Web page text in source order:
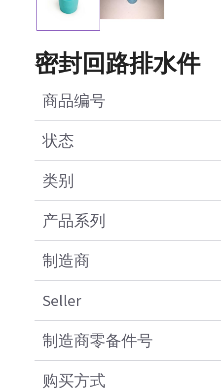
密封回路排水件
商品编号
状态
类别
产品系列
制造商
Seller
制造商零备件号
购买方式